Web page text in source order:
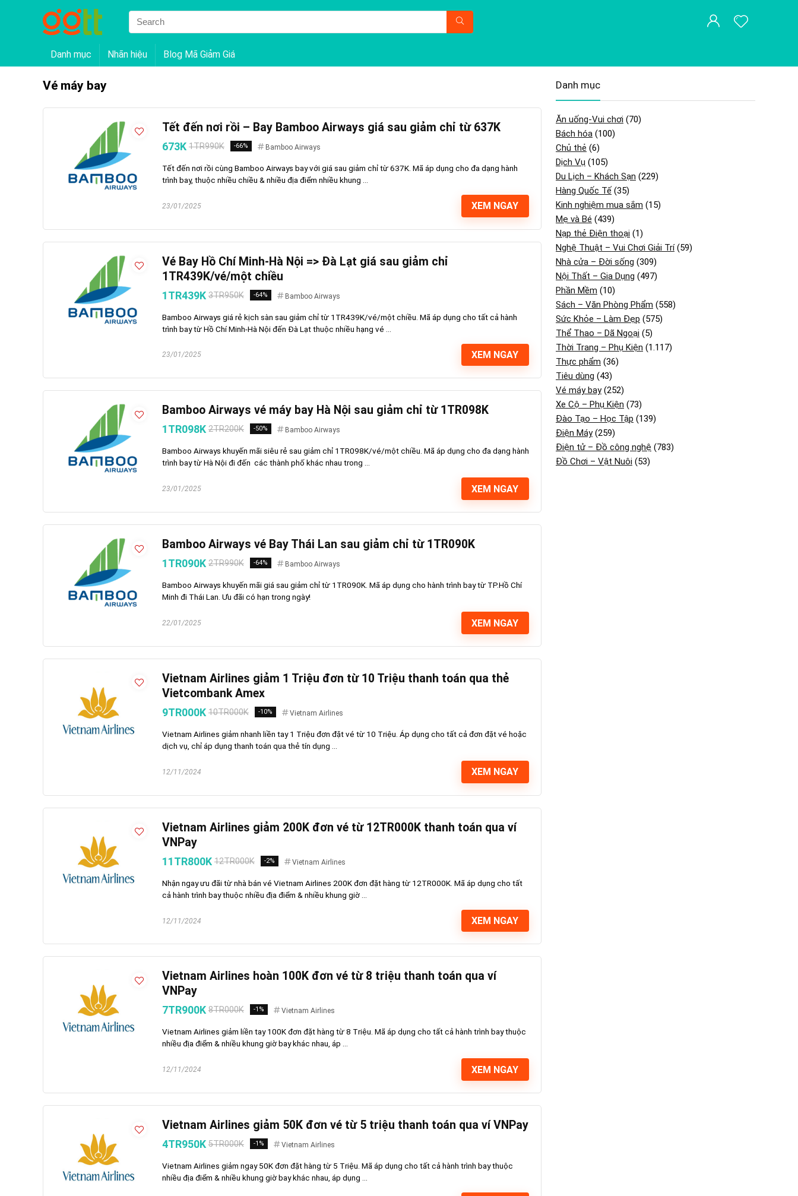
Danh mục Nhãn hiệu Blog Mã Giảm Giá
Vé máy bay
Tết đến nơi rồi – Bay Bamboo Airways giá sau giảm chỉ từ 637K
673K 1TR990K -66% Bamboo Airways
Tết đến nơi rồi cùng Bamboo Airways bay với giá sau giảm chỉ từ 637K. Mã áp dụng cho đa dạng hành
trình bay, thuộc nhiều chiều & nhiều địa điểm nhiều khung ...
23/01/2025 XEM NGAY
Vé Bay Hồ Chí Minh-Hà Nội => Đà Lạt giá sau giảm chỉ
1TR439K/vé/một chiều
1TR439K 3TR950K -64% Bamboo Airways
Bamboo Airways giá rẻ kịch sàn sau giảm chỉ từ 1TR439K/vé/một chiều. Mã áp dụng cho tất cả hành
trình bay từ Hồ Chí Minh-Hà Nội đến Đà Lạt thuộc nhiều hạng vé ...
23/01/2025 XEM NGAY
Bamboo Airways vé máy bay Hà Nội sau giảm chỉ từ 1TR098K
1TR098K 2TR200K -50% Bamboo Airways
Bamboo Airways khuyến mãi siêu rẻ sau giảm chỉ 1TR098K/vé/một chiều. Mã áp dụng cho đa dạng hành
trình bay từ Hà Nội đi đến các thành phố khác nhau trong ...
23/01/2025 XEM NGAY
Bamboo Airways vé Bay Thái Lan sau giảm chỉ từ 1TR090K
1TR090K 2TR990K -64% Bamboo Airways
Bamboo Airways khuyến mãi giá sau giảm chỉ từ 1TR090K. Mã áp dụng cho hành trình bay từ TP.Hồ Chí
Minh đi Thái Lan. Ưu đãi có hạn trong ngày!
22/01/2025 XEM NGAY
Vietnam Airlines giảm 1 Triệu đơn từ 10 Triệu thanh toán qua thẻ
Vietcombank Amex
9TR000K 10TR000K -10% Vietnam Airlines
Vietnam Airlines giảm nhanh liền tay 1 Triệu đơn đặt vé từ 10 Triệu. Áp dụng cho tất cả đơn đặt vé hoặc
dịch vụ, chỉ áp dụng thanh toán qua thẻ tín dụng ...
12/11/2024 XEM NGAY
Vietnam Airlines giảm 200K đơn vé từ 12TR000K thanh toán qua ví
VNPay
11TR800K 12TR000K -2% Vietnam Airlines
Nhận ngay ưu đãi từ nhà bán vé Vietnam Airlines 200K đơn đặt hàng từ 12TR000K. Mã áp dụng cho tất
cả hành trình bay thuộc nhiều địa điểm & nhiều khung giờ ...
12/11/2024 XEM NGAY
Vietnam Airlines hoàn 100K đơn vé từ 8 triệu thanh toán qua ví
VNPay
7TR900K 8TR000K -1% Vietnam Airlines
Vietnam Airlines giảm liền tay 100K đơn đặt hàng từ 8 Triệu. Mã áp dụng cho tất cả hành trình bay thuộc
nhiều địa điểm & nhiều khung giờ bay khác nhau, áp ...
12/11/2024 XEM NGAY
Vietnam Airlines giảm 50K đơn vé từ 5 triệu thanh toán qua ví VNPay
4TR950K 5TR000K -1% Vietnam Airlines
Vietnam Airlines giảm ngay 50K đơn đặt hàng từ 5 Triệu. Mã áp dụng cho tất cả hành trình bay thuộc
nhiều địa điểm & nhiều khung giờ bay khác nhau, áp dụng ...
Danh mục
Ăn uống-Vui chơi (70)
Bách hóa (100)
Chủ thẻ (6)
Dịch Vụ (105)
Du Lịch – Khách Sạn (229)
Hàng Quốc Tế (35)
Kinh nghiệm mua sắm (15)
Mẹ và Bé (439)
Nạp thẻ Điện thoại (1)
Nghệ Thuật – Vui Chơi Giải Trí(59)
Nhà cửa – Đời sống (309)
Nội Thất – Gia Dụng (497)
Phần Mềm (10)
Sách – Văn Phòng Phẩm (558)
Sức Khỏe – Làm Đẹp (575)
Thể Thao – Dã Ngoại (5)
Thời Trang – Phụ Kiện (1.117)
Thực phẩm (36)
Tiêu dùng (43)
Vé máy bay(252)
Xe Cộ – Phụ Kiện (73)
Đào Tạo – Học Tập (139)
Điện Máy(259)
Điện tử – Đồ công nghệ (783)
Đồ Chơi – Vật Nuôi (53)